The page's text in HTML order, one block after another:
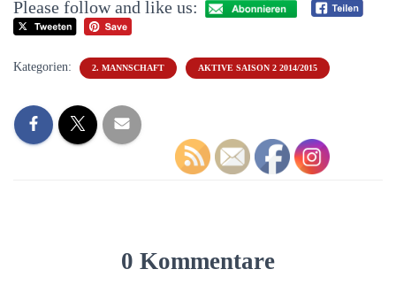
Please follow and like us:
Kategorien: 2. MANNSCHAFT AKTIVE SAISON 2 2014/2015
0 Kommentare